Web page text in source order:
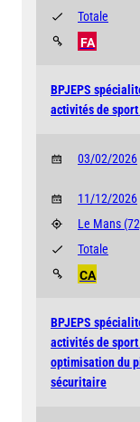
FA
Totale
BPJEPS
activités de
03/02/2026
11/12/2026
Le Mans
CA
Totale
BPJEPS
activités de
optimisation du
sécuritaire